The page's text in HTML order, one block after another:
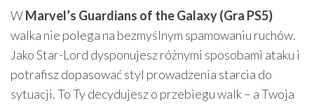
WMarvel’s Guardians of the Galaxy (Gra PS5)
walka nie polega na bezmyślnym spamowaniu ruchów.
Jako Star-Lord dysponujesz różnymi sposobami ataku i
potrafisz dopasować styl prowadzenia starcia do
sytuacji. To Ty decydujesz o przebiegu walk – a Twoja